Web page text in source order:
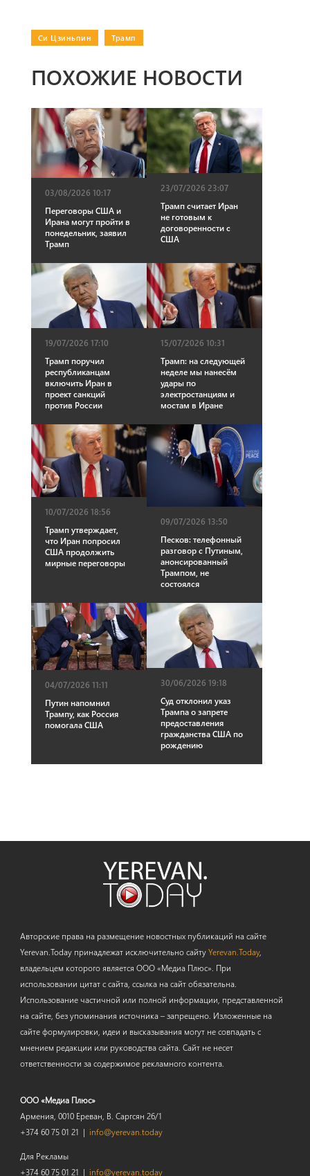
Си Цзиньпин Трамп
ПОХОЖИЕ НОВОСТИ
03/08/2026 10:17
Переговоры США и
Ирана могут пройти в
понедельник, заявил
Трамп
23/07/2026 23:07
Трамп считает Иран
не готовым к
договоренности с
США
19/07/2026 17:10
Трамп поручил
республиканцам
включить Иран в
проект санкций
против России
15/07/2026 10:31
Трамп: на следующей
неделе мы нанесём
удары по
электростанциям и
мостам в Иране
10/07/2026 18:56
Трамп утверждает,
что Иран попросил
США продолжить
мирные переговоры
09/07/2026 13:50
Песков: телефонный
разговор с Путиным,
анонсированный
Трампом, не
состоялся
04/07/2026 11:11
Путин напомнил
Трампу, как Россия
помогала США
30/06/2026 19:18
Суд отклонил указ
Трампа о запрете
предоставления
гражданства США по
рождению
Авторские права на размещение новостных публикаций на сайте
Yerevan.Today принадлежат исключительно сайтуYerevan.Today,
владельцем которого является ООО «Медиа Плюс». При
использовании цитат с сайта, ссылка на сайт обязательна.
Использование частичной или полной информации, представленной
на сайте, без упоминания источника – запрещено. Изложенные на
сайте формулировки, идеи и высказывания могут не совпадать с
мнением редакции или руководства сайта. Сайт не несет
ответственности за содержимое рекламного контента.
ООО «Медиа Плюс»
Армения, 0010 Ереван, В. Саргсян 26/1
+374 60 75 01 21 | info@yerevan.today
Для Рекламы
+374 60 75 01 21 | info@yerevan.today